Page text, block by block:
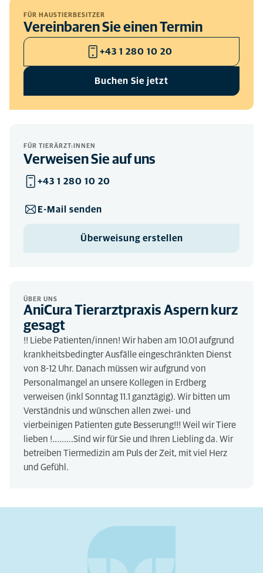
FÜR HAUSTIERBESITZER
Vereinbaren Sie einen Termin
+43 1 280 10 20
Buchen Sie jetzt
FÜR TIERÄRZT:INNEN
Verweisen Sie auf uns
+43 1 280 10 20
E-Mail senden
Überweisung erstellen
ÜBER UNS
AniCura Tierarztpraxis Aspern kurz
gesagt
!! Liebe Patienten/innen! Wir haben am 10.01 aufgrund
krankheitsbedingter Ausfälle eingeschränkten Dienst
von 8-12 Uhr. Danach müssen wir aufgrund von
Personalmangel an unsere Kollegen in Erdberg
verweisen (inkl Sonntag 11.1 ganztägig). Wir bitten um
Verständnis und wünschen allen zwei- und
vierbeinigen Patienten gute Besserung!!! Weil wir Tiere
lieben !.........Sind wir für Sie und Ihren Liebling da. Wir
betreiben Tiermedizin am Puls der Zeit, mit viel Herz
und Gefühl.